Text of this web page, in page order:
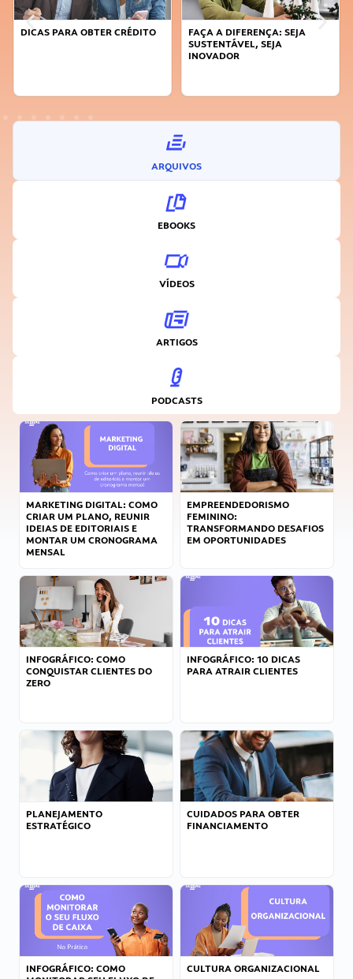
DICAS PARA OBTER CRÉDITO
FAÇA A DIFERENÇA: SEJA
SUSTENTÁVEL, SEJA
INOVADOR
ARQUIVOS
EBOOKS
VÍDEOS
ARTIGOS
PODCASTS
MARKETING DIGITAL: COMO
CRIAR UM PLANO, REUNIR
IDEIAS DE EDITORIAIS E
MONTAR UM CRONOGRAMA
MENSAL
EMPREENDEDORISMO
FEMININO:
TRANSFORMANDO DESAFIOS
EM OPORTUNIDADES
INFOGRÁFICO: COMO
CONQUISTAR CLIENTES DO
ZERO
INFOGRÁFICO: 10 DICAS
PARA ATRAIR CLIENTES
PLANEJAMENTO
ESTRATÉGICO
CUIDADOS PARA OBTER
FINANCIAMENTO
INFOGRÁFICO: COMO
CULTURA ORGANIZACIONAL